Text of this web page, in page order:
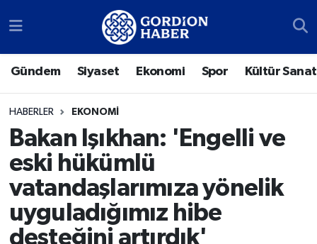
Gündem Siyaset Ekonomi Spor Kültür Sanat
HABERLER EKONOMI
Bakan Işıkhan: 'Engelli ve
eski hükümlü
vatandaşlarımıza yönelik
uyguladığımız hibe
desteğini artırdık'
Sosyal Medya Hesaplarımız
Siyaset
Ekonomi
Spor
Kültür Sanat
Ankara Nöbetçi Eczaneler
Ankara Trafik Yoğunluk Haritası
Süper Lig Puan Durumu ve Fikstür
Tüm Manşetler
Son Dakika Haberleri